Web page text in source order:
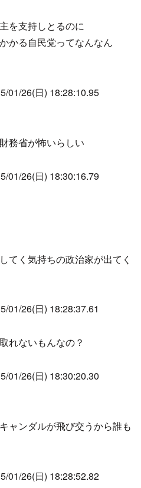
を支持しとるのに
かる自民党ってなんなん
01/26(日) 18:28:10.95
務省が怖いらしい
01/26(日) 18:30:16.79
てく気持ちの政治家が出てく
01/26(日) 18:28:37.61
れないもんなの？
01/26(日) 18:30:20.30
ャンダルが飛び交うから誰も
01/26(日) 18:28:52.82